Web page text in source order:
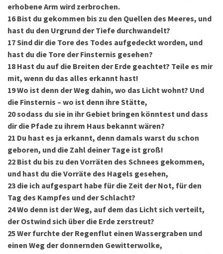
erhobene Arm wird zerbrochen.
16 Bist du gekommen bis zu den Quellen des Meeres, und
hast du den Urgrund der Tiefe durchwandelt?
17Sind dir die Tore des Todes aufgedeckt worden, und
hast du die Tore der Finsternis gesehen?
18 Hast du auf die Breiten der Erde geachtet? Teile es mir
mit, wenn du das alles erkannt hast!
19Wo ist denn der Weg dahin, wo das Licht wohnt? Und
die Finsternis – wo ist denn ihre Stätte,
20sodass du sie in ihr Gebiet bringen könntest und dass
dir die Pfade zu ihrem Haus bekannt wären?
21 Du hast es ja erkannt, denn damals warst du schon
geboren, und die Zahl deiner Tage ist groß!
22 Bist du bis zu den Vorräten des Schnees gekommen,
und hast du die Vorräte des Hagels gesehen,
23 die ich aufgespart habe für die Zeit der Not, für den
Tag des Kampfes und der Schlacht?
24Wo denn ist der Weg, auf dem das Licht sich verteilt,
der Ostwind sich über die Erde zerstreut?
25Wer furchte der Regenflut einen Wassergraben und
einen Weg der donnernden Gewitterwolke,